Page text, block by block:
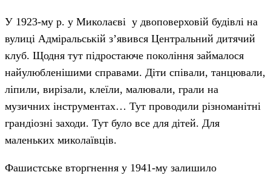
У 1923-му р. у Миколаєві у двоповерховій будівлі на
вулиці Адміральській з’явився Центральний дитячий
клуб. Щодня тут підростаюче покоління займалося
найулюбленішими справами. Діти співали, танцювали,
ліпили, вирізали, клеїли, малювали, грали на
музичних інструментах… Тут проводили різноманітні
грандіозні заходи. Тут було все для дітей. Для
маленьких миколаївців.
Фашистське вторгнення у 1941-му залишило